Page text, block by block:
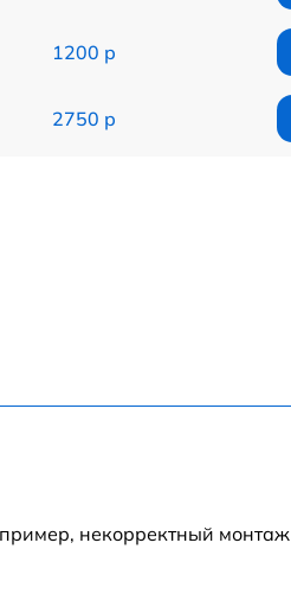
1200 р
2750 р
некорректный монтаж